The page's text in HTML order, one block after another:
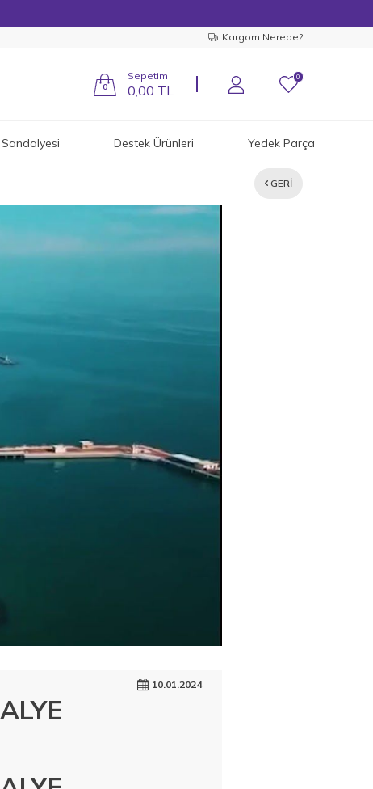
Kargom Nerede?
0
Sepetim
0,00 TL
0
Destek Ürünleri Yedek Parça
GERI
10.01.2024